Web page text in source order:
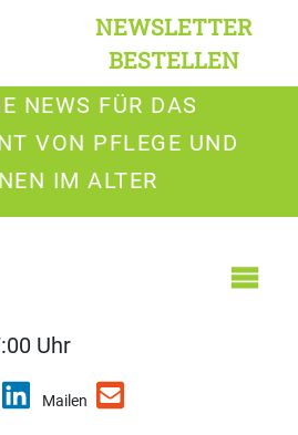
NEWSLETTER
BESTELLEN
NEWS FÜR DAS
VON PFLEGE UND
IM ALTER
Uhr
Mailen